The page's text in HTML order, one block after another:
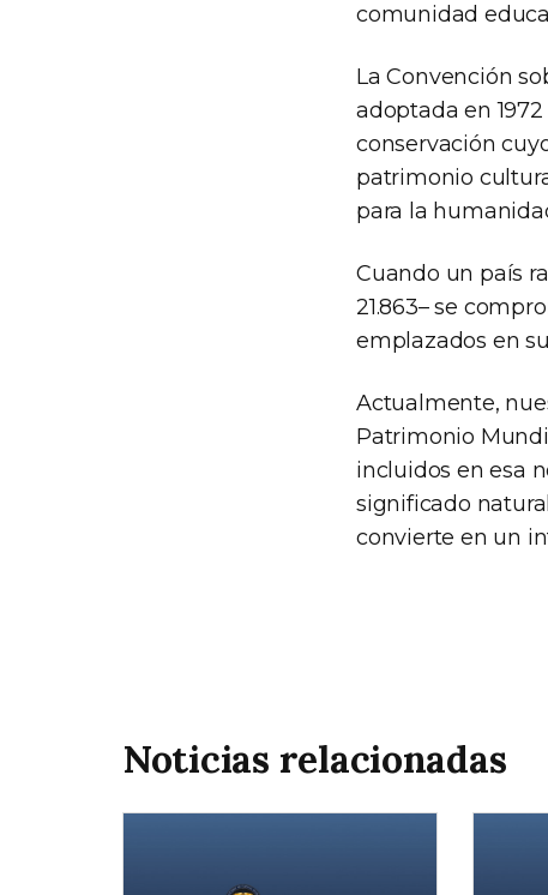
comunidad
La Convención
adoptada en
conservación
patrimonio
para la
Cuando un país
21.863– se
emplazados en
Actualmente,
Patrimonio
incluidos en esa
significado
convierte en un
Noticias relacionadas